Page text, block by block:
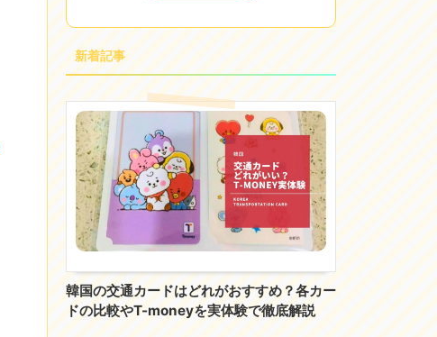
新着記事
韓国の交通カードはどれがおすすめ？各カー
ドの比較やT-moneyを実体験で徹底解説